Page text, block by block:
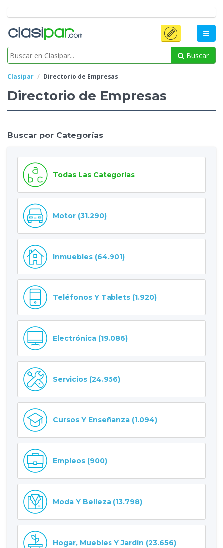
Buscar
Clasipar Directorio de Empresas
Directorio de Empresas
Buscar por Categorías
Todas Las Categorías
Motor (31.290)
Inmuebles (64.901)
Teléfonos Y Tablets (1.920)
Electrónica (19.086)
Servicios (24.956)
Cursos Y Enseñanza (1.094)
Empleos (900)
Moda Y Belleza (13.798)
Hogar, Muebles Y Jardín (23.656)